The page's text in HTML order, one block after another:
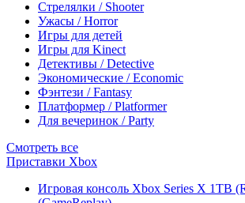
Стрелялки / Shooter
Ужасы / Horror
Игры для детей
Игры для Kinect
Детективы / Detective
Экономические / Economic
Фэнтези / Fantasy
Платформер / Platformer
Для вечеринок / Party
Смотреть все
Приставки Xbox
Игровая консоль Xbox Series X 1TB